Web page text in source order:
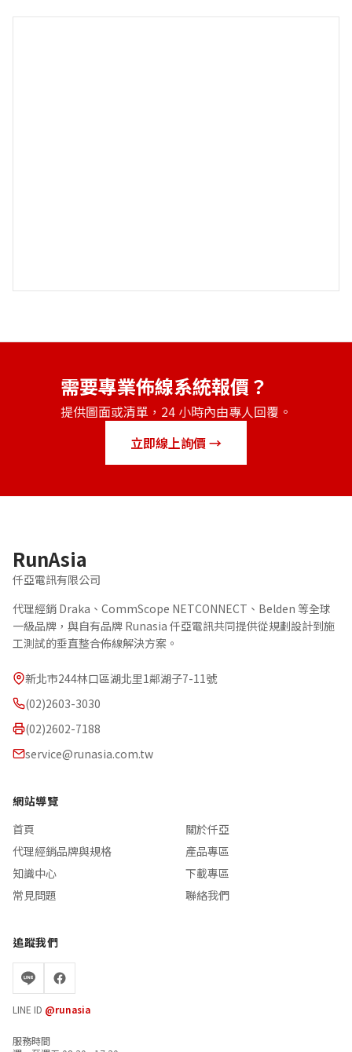
需要專業佈線系統報價？
提供圖面或清單，24 小時內由專人回覆。
立即線上詢價 →
RunAsia
仟亞電訊有限公司
代理經銷 Draka、CommScope NETCONNECT、Belden 等全球
一級品牌，與自有品牌 Runasia 仟亞電訊共同提供從規劃設計到施
工測試的垂直整合佈線解決方案。
新北市244林口區湖北里1鄰湖子7-11號
(02)2603-3030
(02)2602-7188
service@runasia.com.tw
網站導覽
首頁
關於仟亞
代理經銷品牌與規格
產品專區
知識中心
下載專區
常見問題
聯絡我們
追蹤我們
LINE ID @runasia
服務時間